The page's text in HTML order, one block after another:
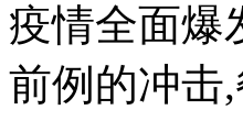
疫情全面爆
前例的冲